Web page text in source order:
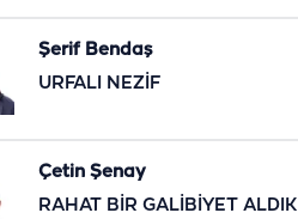
Şerif Bendaş
URFALI NEZİF
Çetin Şenay
RAHAT BİR GALİBİYET ALDIK